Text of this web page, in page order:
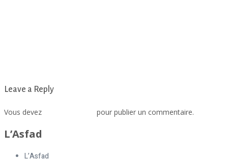
Leave a Reply
Vous devez pour publier un commentaire.
L’Asfad
L’Asfad